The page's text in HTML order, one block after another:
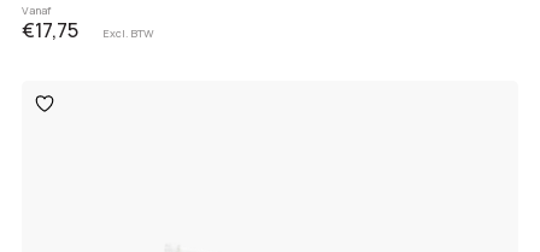
Vanaf
€17,75 Excl. BTW
Toevoegen
aan